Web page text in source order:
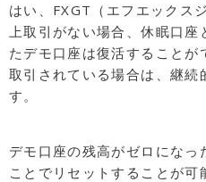
はい、FXGT（エフエックス
上取引がない場合、休眠口座
たデモ口座は復活すること
取引されている場合は、継続
す。
デモ口座の残高がゼロになっ
ことでリセットすることが可